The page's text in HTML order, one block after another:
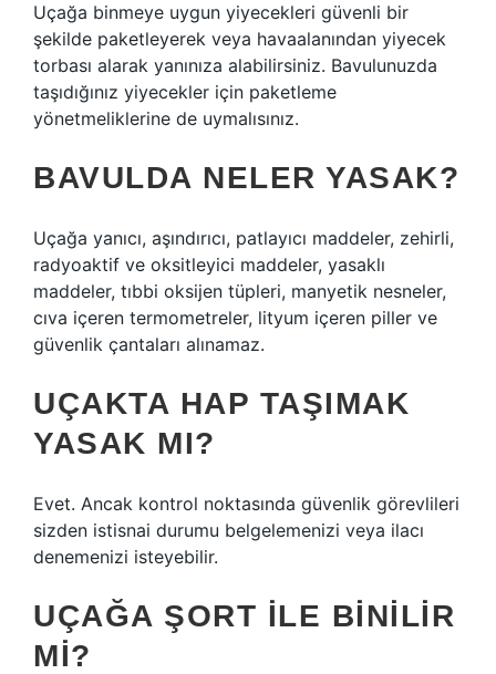
Uçağa binmeye uygun yiyecekleri güvenli bir
şekilde paketleyerek veya havaalanından yiyecek
torbası alarak yanınıza alabilirsiniz. Bavulunuzda
taşıdığınız yiyecekler için paketleme
yönetmeliklerine de uymalısınız.
BAVULDA NELER YASAK?
Uçağa yanıcı, aşındırıcı, patlayıcı maddeler, zehirli,
radyoaktif ve oksitleyici maddeler, yasaklı
maddeler, tıbbi oksijen tüpleri, manyetik nesneler,
cıva içeren termometreler, lityum içeren piller ve
güvenlik çantaları alınamaz.
UÇAKTA HAP TAŞIMAK
YASAK MI?
Evet. Ancak kontrol noktasında güvenlik görevlileri
sizden istisnai durumu belgelemenizi veya ilacı
denemenizi isteyebilir.
UÇAĞA ŞORT ILE BINILIR
MI?